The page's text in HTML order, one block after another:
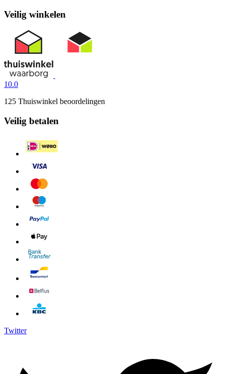
Veilig winkelen
10.0
125 Thuiswinkel beoordelingen
Veilig betalen
Twitter